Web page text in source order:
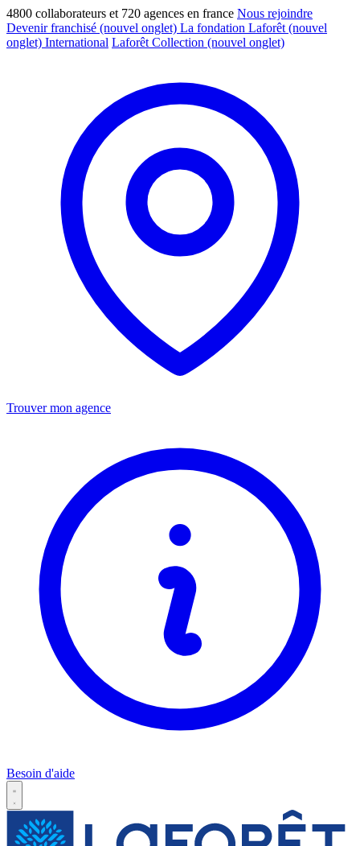
4800 collaborateurs et 720 agences en france Nous rejoindre
Devenir franchisé (nouvel onglet) La fondation Laforêt (nouvel
onglet) International Laforêt Collection (nouvel onglet)
Trouver mon agence
Besoin d'aide